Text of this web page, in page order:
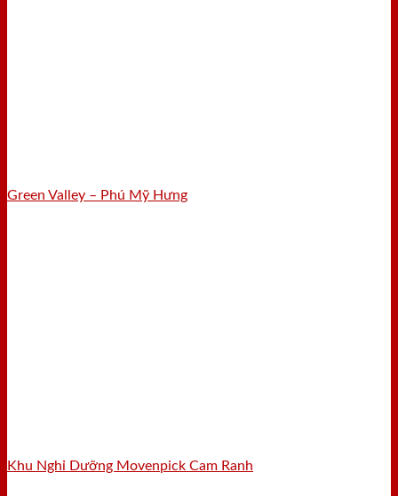
Green Valley – Phú Mỹ Hưng
Khu Nghỉ Dưỡng Movenpick Cam Ranh